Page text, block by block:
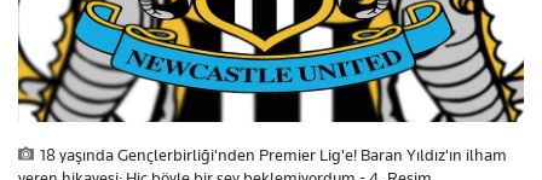
18 yaşında Gençlerbirliği'nden Premier Lig'e! Baran Yıldız'ın ilham